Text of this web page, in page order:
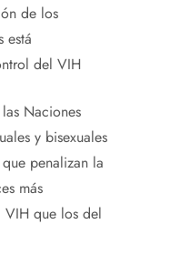
de los
está
del VIH
Naciones
y bisexuales
penalizan la
más
que los del